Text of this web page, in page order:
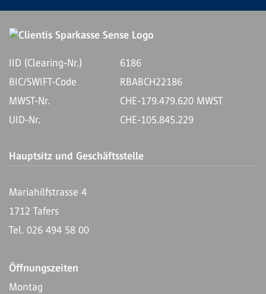
IID (Clearing-Nr.)
6186
BIC/SWIFT-Code
RBABCH22186
MWST-Nr.
CHE-179.479.620 MWST
UID-Nr.
CHE-105.845.229
Hauptsitz und Geschäftsstelle
Mariahilfstrasse 4
1712 Tafers
Tel. 026 494 58 00
Öffnungszeiten
Montag